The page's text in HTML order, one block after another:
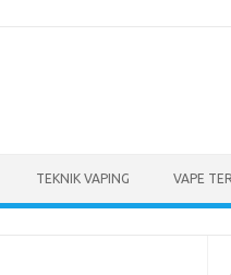
TEKNIK VAPING VAPE